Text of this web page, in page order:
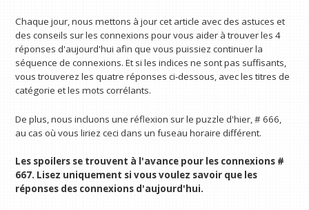
Chaque jour, nous mettons à jour cet article avec des astuces et
des conseils sur les connexions pour vous aider à trouver les 4
réponses d'aujourd'hui afin que vous puissiez continuer la
séquence de connexions. Et si les indices ne sont pas suffisants,
vous trouverez les quatre réponses ci-dessous, avec les titres de
catégorie et les mots corrélants.
De plus, nous incluons une réflexion sur le puzzle d'hier, # 666,
au cas où vous liriez ceci dans un fuseau horaire différent.
Les spoilers se trouvent à l'avance pour les connexions #
667. Lisez uniquement si vous voulez savoir que les
réponses des connexions d'aujourd'hui.